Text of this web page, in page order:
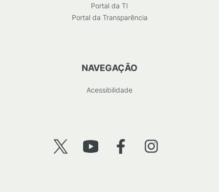
Portal da TI
Portal da Transparência
NAVEGAÇÃO
Acessibilidade